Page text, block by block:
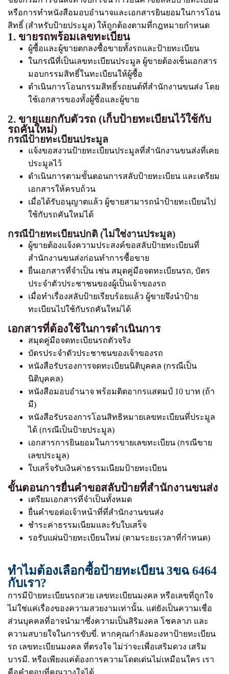
หรือการทำหนังสือมอบอำนาจและเอกสารยินยอมในการโอน
สิทธิ์ (สำหรับป้ายประมูล) ให้ถูกต้องตามที่กฎหมายกำหนด
1. ขายรถพร้อมเลขทะเบียน
ผู้ซื้อและผู้ขายตกลงซื้อขายทั้งรถและป้ายทะเบียน
ในกรณีที่เป็นเลขทะเบียนประมูล ผู้ขายต้องเซ็นเอกสาร
มอบกรรมสิทธิ์ในทะเบียนให้ผู้ซื้อ
ดำเนินการโอนกรรมสิทธิ์รถยนต์ที่สำนักงานขนส่ง โดย
ใช้เอกสารของทั้งผู้ซื้อและผู้ขาย
2. ขายแยกกับตัวรถ (เก็บป้ายทะเบียนไว้ใช้กับ
รถคันใหม่)
กรณีป้ายทะเบียนประมูล
แจ้งขอสงวนป้ายทะเบียนประมูลที่สำนักงานขนส่งที่เคย
ประมูลไว้
ดำเนินการตามขั้นตอนการสลับป้ายทะเบียน และเตรียม
เอกสารให้ครบถ้วน
เมื่อได้รับอนุญาตแล้ว ผู้ขายสามารถนำป้ายทะเบียนไป
ใช้กับรถคันใหม่ได้
กรณีป้ายทะเบียนปกติ (ไม่ใช่งานประมูล)
ผู้ขายต้องแจ้งความประสงค์ขอสลับป้ายทะเบียนที่
สำนักงานขนส่งก่อนทำการซื้อขาย
ยื่นเอกสารที่จำเป็น เช่น สมุดคู่มือจดทะเบียนรถ, บัตร
ประจำตัวประชาชนของผู้เป็นเจ้าของรถ
เมื่อทำเรื่องสลับป้ายเรียบร้อยแล้ว ผู้ขายจึงนำป้าย
ทะเบียนไปใช้กับรถคันใหม่ได้
เอกสารที่ต้องใช้ในการดำเนินการ
สมุดคู่มือจดทะเบียนรถตัวจริง
บัตรประจำตัวประชาชนของเจ้าของรถ
หนังสือรับรองการจดทะเบียนนิติบุคคล (กรณีเป็น
นิติบุคคล)
หนังสือมอบอำนาจ พร้อมติดอากรแสตมป์ 10 บาท (ถ้า
มี)
หนังสือรับรองการโอนสิทธิหมายเลขทะเบียนที่ประมูล
ได้ (กรณีเป็นป้ายประมูล)
เอกสารการยินยอมในการขายเลขทะเบียน (กรณีขาย
เลขประมูล)
ใบเสร็จรับเงินค่าธรรมเนียมป้ายทะเบียน
ขั้นตอนการยื่นคำขอสลับป้ายที่สำนักงานขนส่ง
เตรียมเอกสารที่จำเป็นทั้งหมด
ยื่นคำขอต่อเจ้าหน้าที่ที่สำนักงานขนส่ง
ชำระค่าธรรมเนียมและรับใบเสร็จ
รอรับแผ่นป้ายทะเบียนใหม่ (ตามระยะเวลาที่กำหนด)
ทำไมต้องเลือกซื้อป้ายทะเบียน 3ขฉ 6464
กับเรา?
การมีป้ายทะเบียนรถสวย เลขทะเบียนมงคล หรือเลขที่ถูกใจ
ไม่ใช่แค่เรื่องของความสวยงามเท่านั้น. แต่ยังเป็นความเชื่อ
ส่วนบุคคลที่อาจนำมาซึ่งความเป็นสิริมงคล โชคลาภ และ
ความสบายใจในการขับขี่. หากคุณกำลังมองหาป้ายทะเบียน
รถ เลขทะเบียนมงคล ที่ตรงใจ ไม่ว่าจะเพื่อเสริมดวง เสริม
บารมี. หรือเพียงแค่ต้องการความโดดเด่นไม่เหมือนใคร เรา
คือคำตอบที่คุณวางใจได้